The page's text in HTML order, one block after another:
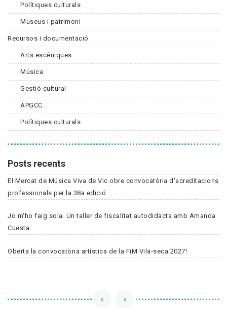
Polítiques culturals
Museus i patrimoni
Recursos i documentació
Arts escèniques
Música
Gestió cultural
APGCC
Polítiques culturals
Posts recents
El Mercat de Música Viva de Vic obre convocatòria d'acreditacions
professionals per la 38a edició
Jo m'ho faig sola. Un taller de fiscalitat autodidacta amb Amanda
Cuesta
Oberta la convocatòria artística de la FiM Vila-seca 2027!
« »